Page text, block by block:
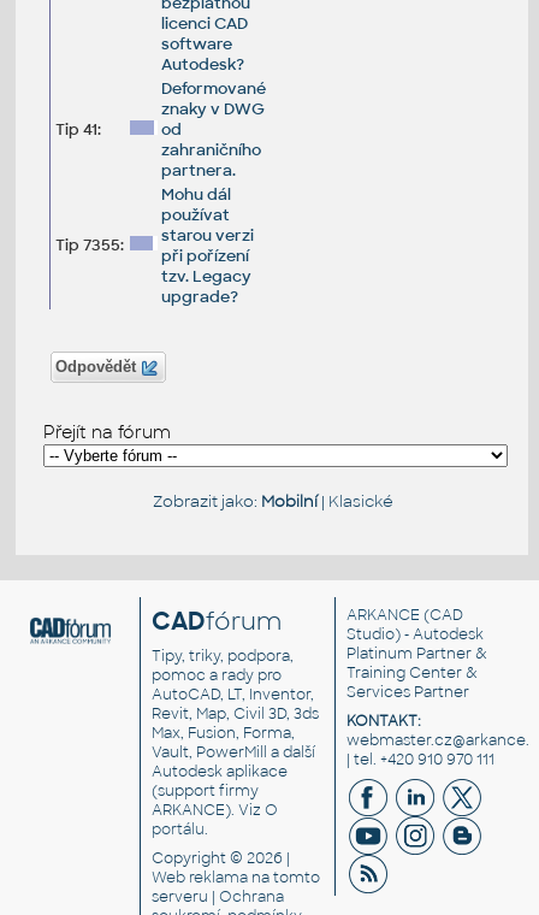
licenci CAD
software
Autodesk?
Tip 41:
Deformované
znaky v DWG
od
zahraničního
partnera.
Tip 7355:
Mohu dál
používat
starou verzi
při pořízení
tzv. Legacy
upgrade?
Odpovědět
Přejít na fórum
Zobrazit jako: Mobilní| Klasické
CADfórum
Tipy, triky, podpora,
pomoc a rady pro
AutoCAD, LT, Inventor,
Revit, Map, Civil 3D, 3ds
Max, Fusion, Forma,
Vault, PowerMill a další
Autodesk aplikace
(support firmy
ARKANCE). VizO
portálu.
Copyright © 2026 |
Web reklama na tomto
serveru |Ochrana
ARKANCE (CAD
Studio) - Autodesk
Platinum Partner &
Training Center &
Services Partner
KONTAKT:
| tel. +420 910 970 111